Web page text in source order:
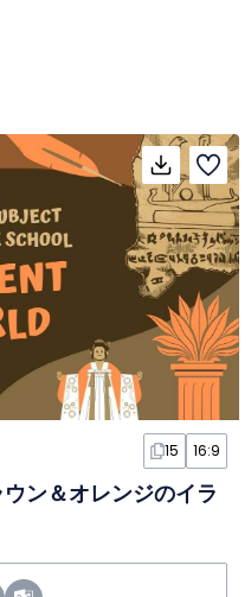
15 16:9
ン＆オレンジのイラ